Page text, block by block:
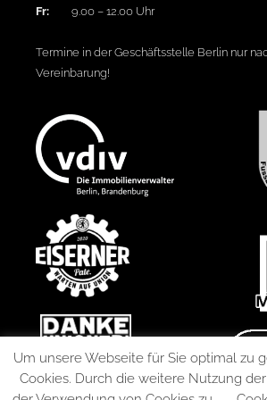
Fr: 9.00 – 12.00 Uhr
Termine in der Geschäftsstelle Berlin nur
Vereinbarung!
Um unsere Webseite für Sie optimal zu
Cookies. Durch die weitere Nutzung